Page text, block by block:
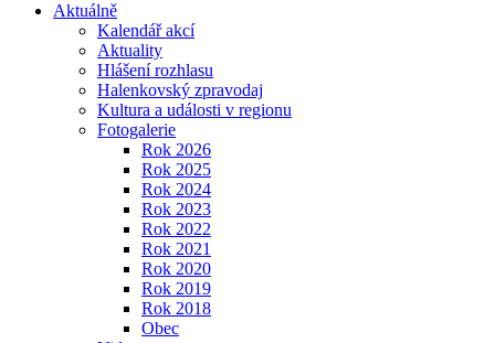
Aktuálně
Kalendář akcí
Aktuality
Hlášení rozhlasu
Halenkovský zpravodaj
Kultura a události v regionu
Fotogalerie
Rok 2026
Rok 2025
Rok 2024
Rok 2023
Rok 2022
Rok 2021
Rok 2020
Rok 2019
Rok 2018
Obec